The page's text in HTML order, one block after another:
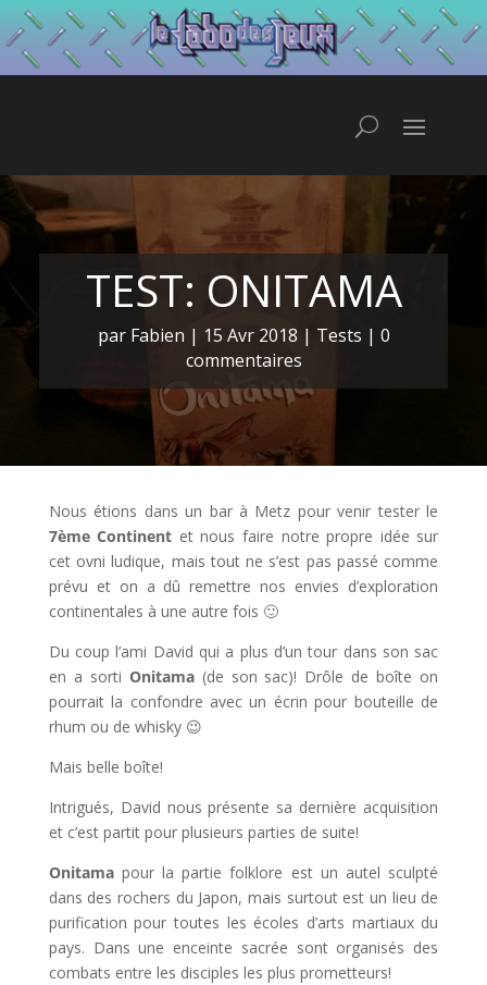
TEST: ONITAMA
par Fabien | 15 Avr 2018 | Tests | 0
commentaires
Nous étions dans un bar à Metz pour venir tester le
7ème Continent et nous faire notre propre idée sur
cet ovni ludique, mais tout ne s’est pas passé comme
prévu et on a dû remettre nos envies d’exploration
continentales à une autre fois 🙂
Du coup l’ami David qui a plus d’un tour dans son sac
en a sorti Onitama (de son sac)! Drôle de boîte on
pourrait la confondre avec un écrin pour bouteille de
rhum ou de whisky 😉
Mais belle boîte!
Intrigués, David nous présente sa dernière acquisition
et c’est partit pour plusieurs parties de suite!
Onitamapour la partie folklore est un autel sculpté
dans des rochers du Japon, mais surtout est un lieu de
purification pour toutes les écoles d’arts martiaux du
pays. Dans une enceinte sacrée sont organisés des
combats entre les disciples les plus prometteurs!